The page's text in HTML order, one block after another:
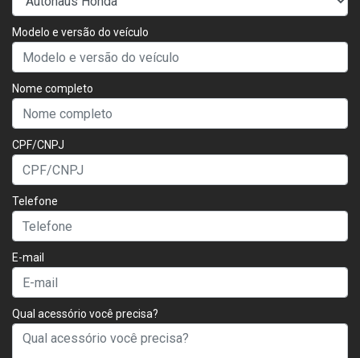
Modelo e versão do veículo
Nome completo
CPF/CNPJ
Telefone
E-mail
Qual acessório você precisa?